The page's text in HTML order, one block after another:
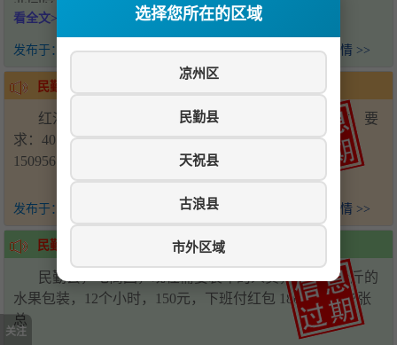
选择您所在的区域
凉州区
民勤县
天祝县
古浪县
市外区域
业园区联系电话：18209353375
看全文>>>
发布于： 9个月前 查看详情 >>
民勤县-招聘
红沙岗加油站诚聘女员工一名，工资4500，管吃住，要
求：40岁左右，吃苦耐劳，责任心强。 联系电话：
15095610030
发布于： 查看详情 >>
民勤县-招聘装车人员
民勤县，电商园，现在需要装车的人员，十人，十斤的
水果包装，12个小时，150元，下班付红包 18009356277张
总
关注